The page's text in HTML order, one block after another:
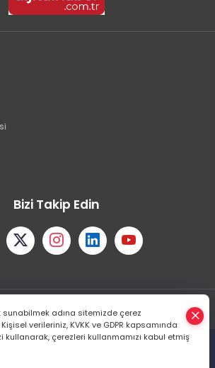
Bizi Takip Edin
YAZILIMI ve TURKTICARET.NET projesidir
2006-2026 Tüm hakları saklıdır.
adına sitemizde çerez
verileriniz, KVKK ve GDPR kapsamında
kullanarak, çerezleri kullanmamızı kabul etmiş